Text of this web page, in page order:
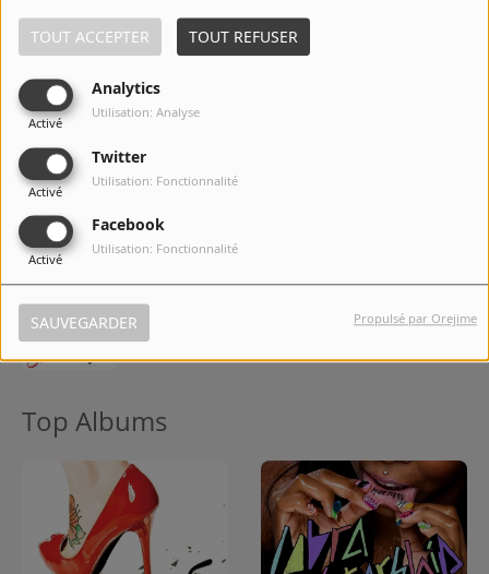
TOUT ACCEPTER TOUT REFUSER
Analytics
Activé
Utilisation: Analyse
Twitter
Activé
Utilisation: Fonctionnalité
Facebook
Activé
Utilisation: Fonctionnalité
SAUVEGARDER Propulsé par Orejime
8
9 Smile For The Paparazzi
10 You Make Me Feel... - feat. Sabi
Top Albums